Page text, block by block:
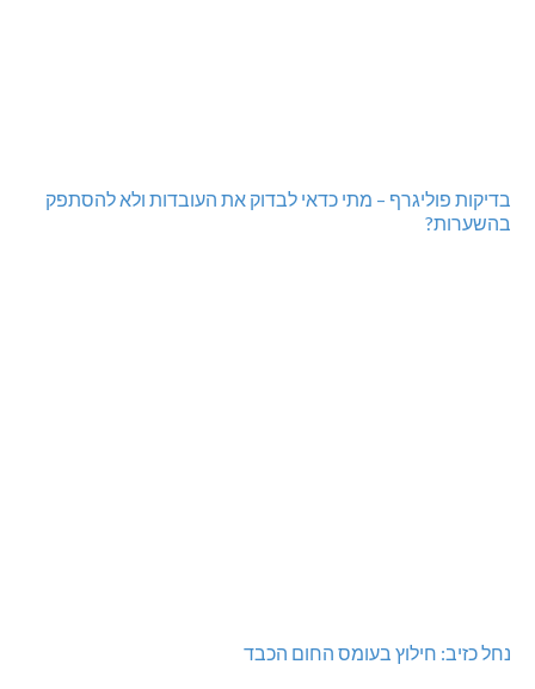
בדיקות פוליגרף – מתי כדאי לבדוק את העובדות ולא להסתפק
בהשערות?
נחל כזיב: חילוץ בעומס החום הכבד